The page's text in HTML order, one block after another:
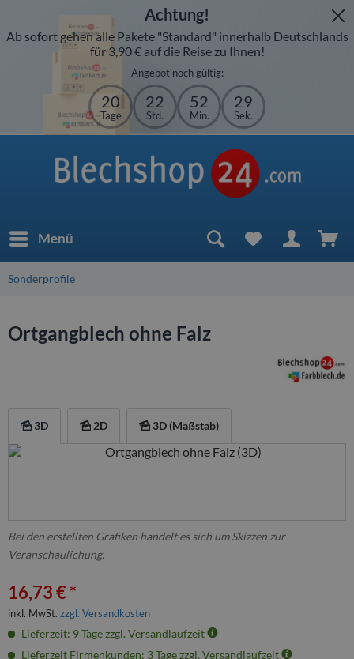
Achtung!
Ab sofort gehen alle Pakete "Standard" innerhalb Deutschlands
für 3,90 € auf die Reise zu Ihnen!
Angebot noch gültig:
20
Tage
22
Std.
52
Min.
29
Sek.
Menü
Sonderprofile
Ortgangblech ohne Falz
3D 2D 3D (Maßstab)
Bei den erstellten Grafiken handelt es sich um Skizzen zur
Veranschaulichung.
16,73 € *
inkl. MwSt. zzgl. Versandkosten
Lieferzeit: 9 Tage zzgl. Versandlaufzeit
Lieferzeit Firmenkunden: 3 Tage zzgl. Versandlaufzeit